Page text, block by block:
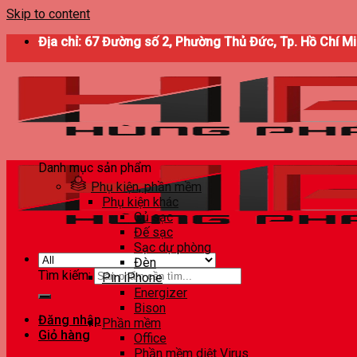
Skip to content
Địa chỉ: 67 Đường số 2, Phường Thủ Đức, Tp. Hồ Chí
Tìm kiếm:
Đăng nhập
Giỏ hàng
Danh mục sản phẩm
Phụ kiện, phần mềm
Phụ kiện khác
Củ sạc
Đế sạc
Sạc dự phòng
Đèn
Pin iPhone
Energizer
Bison
Phần mềm
Office
Phần mềm diệt Virus